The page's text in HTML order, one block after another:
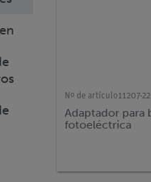
Nº de artículo11207-22
Adaptador para
fotoeléctrica